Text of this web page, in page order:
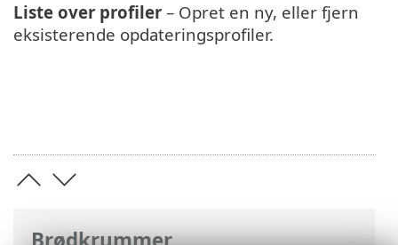
Liste over profiler – Opret en ny, eller fjern
eksisterende opdateringsprofiler.